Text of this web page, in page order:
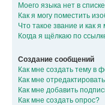
Моего языка нет в
Как я могу поместить
Что такое звание и как я
Когда я щёлкаю по
Создание сообщений
Как мне создать тему в
Как мне
Как мне добавить
Как мне создать опрос?